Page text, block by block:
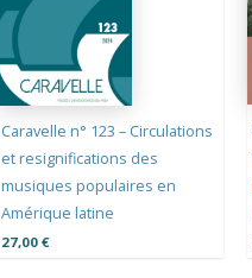
Caravelle n° 123 – Circulations
et resignifications des
musiques populaires en
Amérique latine
27,00 €